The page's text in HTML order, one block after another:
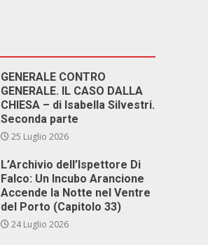
GENERALE CONTRO
GENERALE. IL CASO DALLA
CHIESA – di Isabella Silvestri.
Seconda parte
25 Luglio 2026
L’Archivio dell’Ispettore Di
Falco: Un Incubo Arancione
Accende la Notte nel Ventre
del Porto (Capitolo 33)
24 Luglio 2026